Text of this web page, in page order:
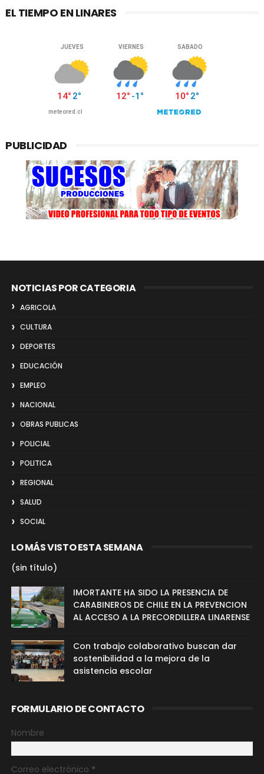
EL TIEMPO EN LINARES
PUBLICIDAD
NOTICIAS POR CATEGORIA
AGRICOLA
CULTURA
DEPORTES
EDUCACIÓN
EMPLEO
NACIONAL
OBRAS PUBLICAS
POLICIAL
POLITICA
REGIONAL
SALUD
SOCIAL
LO MÁS VISTO ESTA SEMANA
(sin título)
IMORTANTE HA SIDO LA PRESENCIA DE
CARABINEROS DE CHILE EN LA PREVENCION
AL ACCESO A LA PRECORDILLERA LINARENSE
Con trabajo colaborativo buscan dar
sostenibilidad a la mejora de la
asistencia escolar
FORMULARIO DE CONTACTO
Nombre
Correo electrónico *